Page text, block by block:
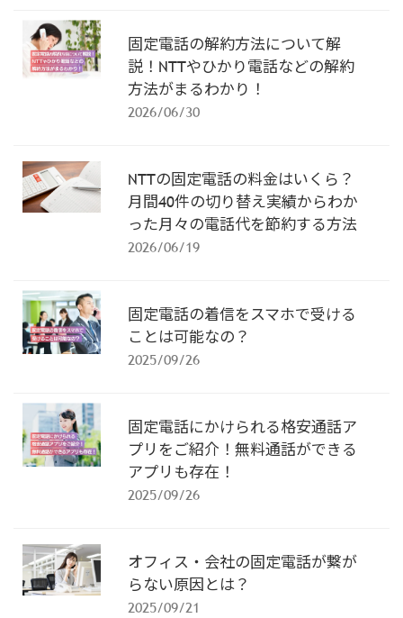
固定電話の解約方法について解
説！NTTやひかり電話などの解約
方法がまるわかり！
2026/06/30
NTTの固定電話の料金はいくら？
月間40件の切り替え実績からわか
った月々の電話代を節約する方法
2026/06/19
固定電話の着信をスマホで受ける
ことは可能なの？
2025/09/26
固定電話にかけられる格安通話ア
プリをご紹介！無料通話ができる
アプリも存在！
2025/09/26
オフィス・会社の固定電話が繋が
らない原因とは？
2025/09/21